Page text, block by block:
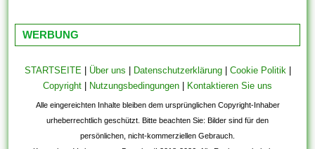
WERBUNG
STARTSEITE| Über uns Datenschutzerklärung| Cookie Politik|
Copyright
Nutzungsbedingungen Kontaktieren Sie uns
Alle eingereichten Inhalte bleiben dem ursprünglichen Copyright-Inhaber
urheberrechtlich geschützt. Bitte beachten Sie: Bilder sind für den
persönlichen, nicht-kommerziellen Gebrauch.